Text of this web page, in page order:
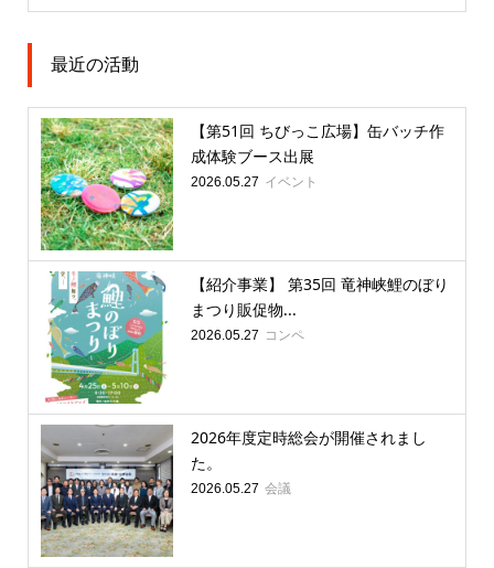
最近の活動
【第51回 ちびっこ広場】缶バッチ作
成体験ブース出展
2026.05.27 イベント
【紹介事業】 第35回 竜神峡鯉のぼり
まつり販促物...
2026.05.27 コンペ
2026年度定時総会が開催されまし
た。
2026.05.27 会議